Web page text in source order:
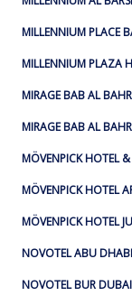
MILLENNIUM PLACE
MILLENNIUM PLAZA
MIRAGE BAB AL
MIRAGE BAB AL
MÖVENPICK HOTEL
MÖVENPICK HOTEL
MÖVENPICK HOTEL
NOVOTEL ABU
NOVOTEL BUR